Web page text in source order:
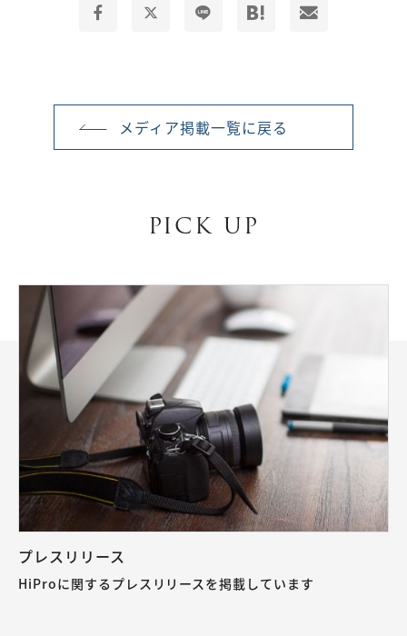
メディア掲載一覧に戻る
PICK UP
プレスリリース
HiProに関するプレスリリースを掲載しています